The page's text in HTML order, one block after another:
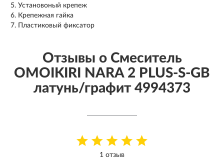
Установоный крепеж
Крепежная гайка
Пластиковый фиксатор
Отзывы о Смеситель
OMOIKIRI NARA 2 PLUS-S-GB
латунь/графит 4994373
1 отзыв